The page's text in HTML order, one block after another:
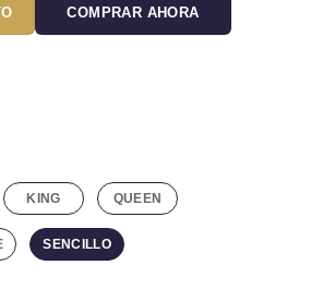
KING QUEEN
SENCILLO
144 Hilos Blancas cantidad
COMPRAR AHORA